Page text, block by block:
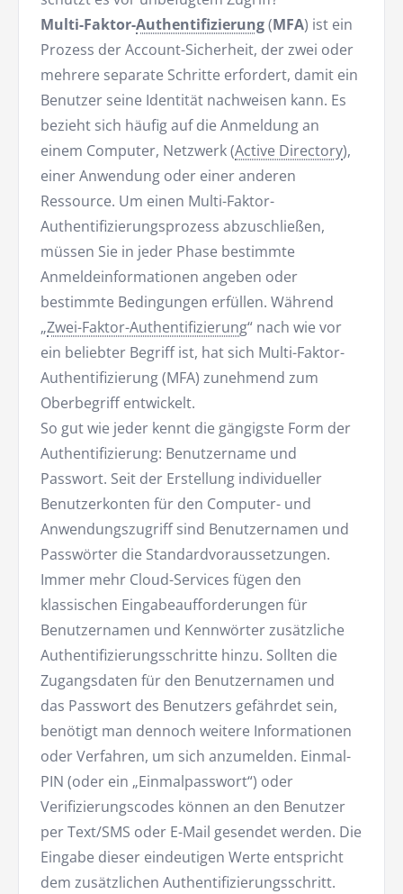
Multi-Faktor-Authentifizierung(MFA) ist ein
Prozess der Account-Sicherheit, der zwei oder
mehrere separate Schritte erfordert, damit ein
Benutzer seine Identität nachweisen kann. Es
bezieht sich häufig auf die Anmeldung an
einem Computer, Netzwerk (Active Directory),
einer Anwendung oder einer anderen
Ressource. Um einen Multi-Faktor-
Authentifizierungsprozess abzuschließen,
müssen Sie in jeder Phase bestimmte
Anmeldeinformationen angeben oder
bestimmte Bedingungen erfüllen. Während
„Zwei-Faktor-Authentifizierung“ nach wie vor
ein beliebter Begriff ist, hat sich Multi-Faktor-
Authentifizierung (MFA) zunehmend zum
Oberbegriff entwickelt.
So gut wie jeder kennt die gängigste Form der
Authentifizierung: Benutzername und
Passwort. Seit der Erstellung individueller
Benutzerkonten für den Computer- und
Anwendungszugriff sind Benutzernamen und
Passwörter die Standardvoraussetzungen.
Immer mehr Cloud-Services fügen den
klassischen Eingabeaufforderungen für
Benutzernamen und Kennwörter zusätzliche
Authentifizierungsschritte hinzu. Sollten die
Zugangsdaten für den Benutzernamen und
das Passwort des Benutzers gefährdet sein,
benötigt man dennoch weitere Informationen
oder Verfahren, um sich anzumelden. Einmal-
PIN (oder ein „Einmalpasswort“) oder
Verifizierungscodes können an den Benutzer
per Text/SMS oder E-Mail gesendet werden. Die
Eingabe dieser eindeutigen Werte entspricht
dem zusätzlichen Authentifizierungsschritt.